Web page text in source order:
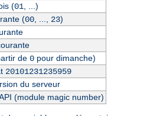
(01 , ...)
(00, ..., 23)
de 0pour dimanche)
20101231235959
du serveur
(module magic number)